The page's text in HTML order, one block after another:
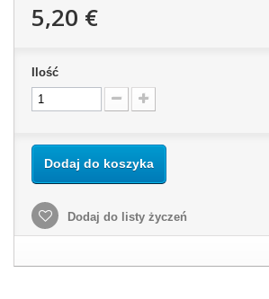
5,20 €
Ilość
Dodaj do koszyka
Dodaj do listy życzeń